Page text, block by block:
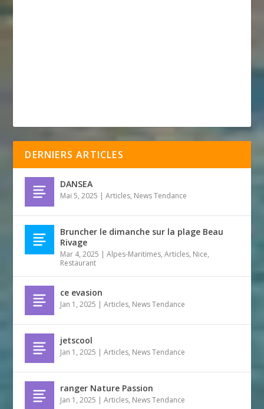
DERNIERS ARTICLES
DANSEA
Mai 5, 2025 |Articles, News Tendance
Bruncher le dimanche sur la plage Beau
Rivage
Mar 4, 2025 |Alpes-Maritimes,Articles, Nice,
Restaurant
ce evasion
Jan 1, 2025 |Articles, News Tendance
jetscool
Jan 1, 2025 |Articles, News Tendance
ranger Nature Passion
Jan 1, 2025 |Articles, News Tendance